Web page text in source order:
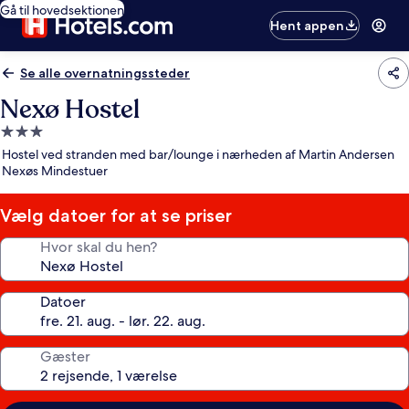
Gå til hovedsektionen
Hent appen
Se alle overnatningssteder
Nexø Hostel
3.0-
stjernet
overnatningssted
Hostel ved stranden med bar/lounge i nærheden af Martin Andersen
Nexøs Mindestuer
Vælg datoer for at se priser
Hvor skal du hen?
Datoer
Gæster